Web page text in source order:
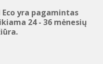
yra pagamintas
24 - 36 mėnesių